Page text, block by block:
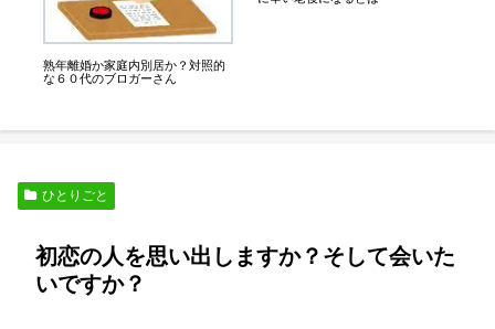
熟年離婚か家庭内別居か？対照的
な６０代のブロガーさん
ひとりごと
初恋の人を思い出しますか？そして会いた
いですか？